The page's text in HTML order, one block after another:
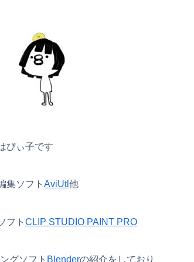
ぴぃ子です
集ソフト AviUtl他
フト CLIP STUDIO PAINT PRO
グソフト Blenderの紹介をしており